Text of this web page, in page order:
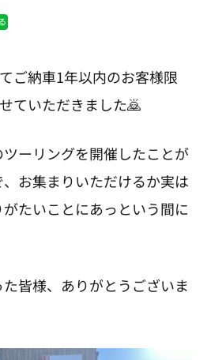
ご納車1年以内のお客様限
ていただきました🙇
ーリングを開催したことが
お集まりいただけるか実は
たいことにあっという間に
皆様、ありがとうございま